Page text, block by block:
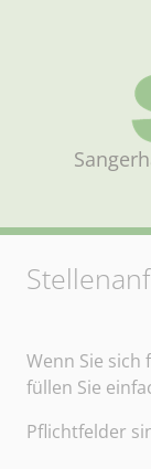
Wenn Sie
füllen Sie
Pflichtfelder